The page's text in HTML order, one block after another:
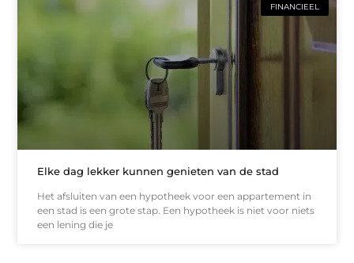
FINANCIEEL
Elke dag lekker kunnen genieten van de stad
Het afsluiten van een hypotheek voor een appartement in
een stad is een grote stap. Een hypotheek is niet voor niets
een lening die je